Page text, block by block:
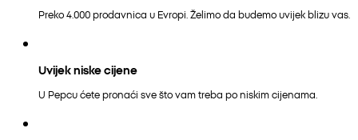
Preko 4.000 prodavnica u Evropi. Želimo da budemo uvijek blizu vas.
Uvijek niske cijene
U Pepcu ćete pronaći sve što vam treba po niskim cijenama.